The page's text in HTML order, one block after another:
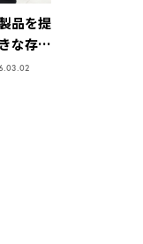
「タン
でカー
【株式